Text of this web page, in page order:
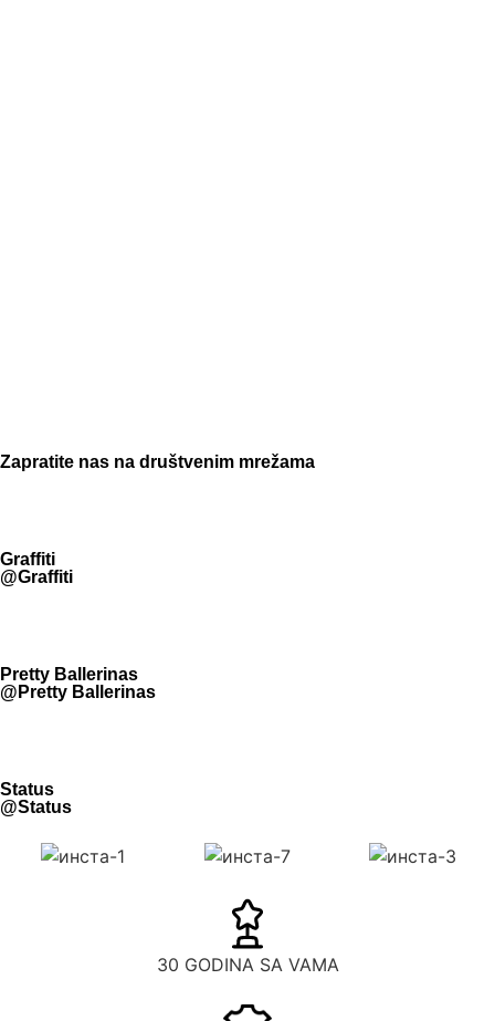
Zapratite nas na društvenim mrežama
Graffiti
@Graffiti
Pretty Ballerinas
@Pretty Ballerinas
Status
@Status
30 GODINA SA VAMA